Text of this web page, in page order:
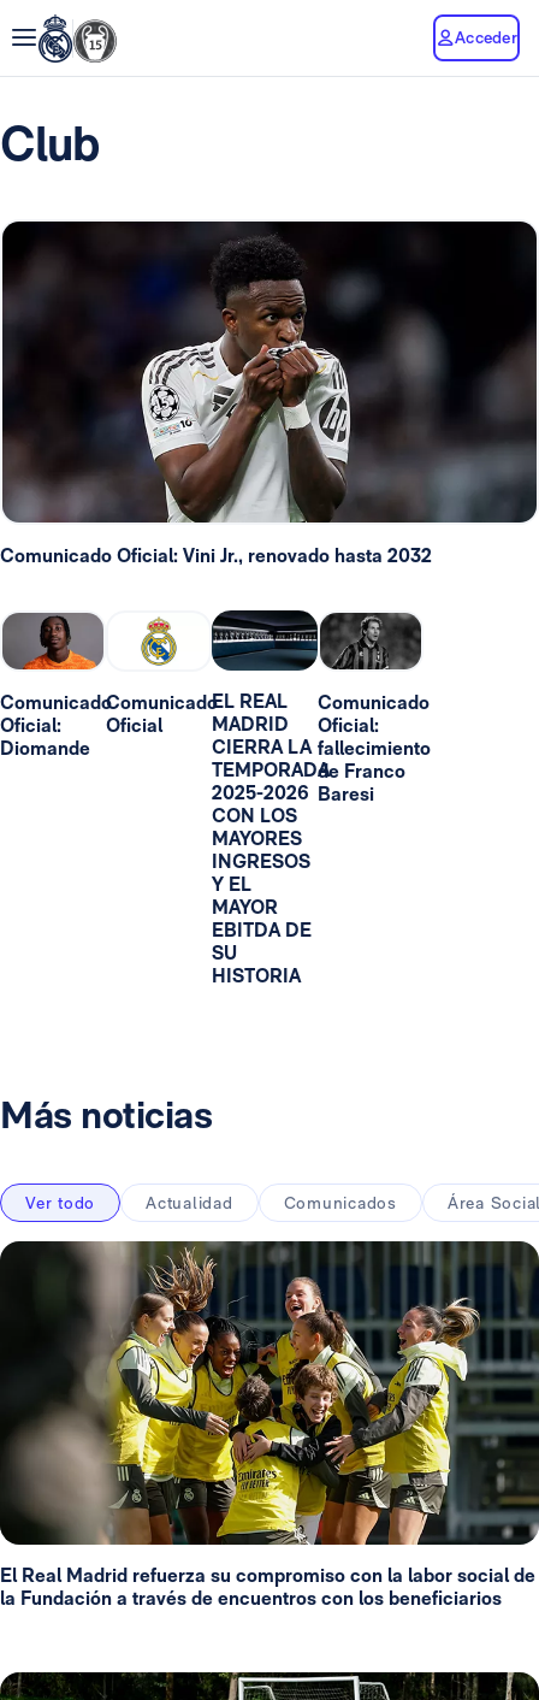
Acceder
Club
Comunicado Oficial: Vini Jr., renovado hasta 2032
Comunicado
Oficial:
Diomande
Comunicado
Oficial
EL REAL
MADRID
CIERRA LA
TEMPORADA
2025-2026
CON LOS
MAYORES
INGRESOS
Y EL
MAYOR
EBITDA DE
SU
HISTORIA
Comunicado
Oficial:
fallecimiento
de Franco
Baresi
Más noticias
Ver todo Actualidad Comunicados Área
El Real Madrid refuerza su compromiso con la labor social de
la Fundación a través de encuentros con los beneficiarios